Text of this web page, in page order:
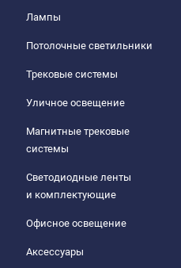
Лампы
Потолочные светильники
Трековые системы
Уличное освещение
Магнитные трековые
системы
Светодиодные ленты
и комплектующие
Офисное освещение
Аксессуары